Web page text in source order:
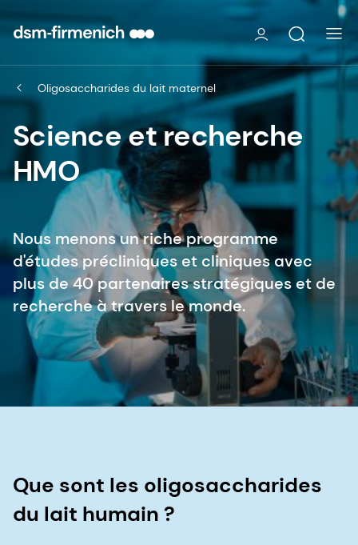
Oligosaccharides du lait maternel
Science et recherche
HMO
Nous menons un riche programme
d'études précliniques et cliniques avec
plus de 40 partenaires stratégiques et de
recherche à travers le monde.
Que sont les oligosaccharides
du lait humain ?